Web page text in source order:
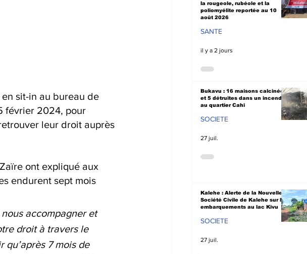
sit-in au bureau de
février 2024, pour
leur droit auprès
ont expliqué aux
endurent sept mois
accompagner et
droit à travers le
qu’après 7 mois de
la rougeole, rubéole et la
poliomyélite reportée au 10
août 2026
SANTE
il y a 2 jours
Bukavu : 16 maisons calcinées
et 5 détruites dans un incendie
au quartier Cahi
SOCIETE
27 juil.
Kalehe : Alerte de la Nouvelle
Société Civile de Kalehe sur les
embarquements au lac Kivu
SOCIETE
27 juil.